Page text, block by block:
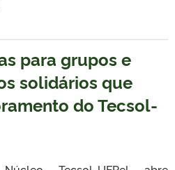
para grupos e
solidários que
do Tecsol-